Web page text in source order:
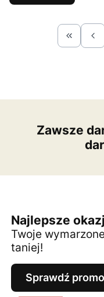
Wróć do
Zawsze
Najlepsze
Twoje
taniej!
Sprawdź